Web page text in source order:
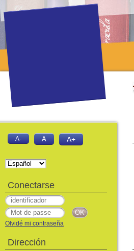
A- A A+
Conectarse
Olvidé mi contraseña
Dirección